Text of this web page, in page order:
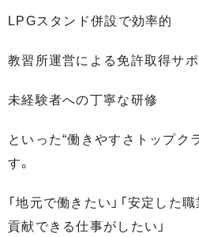
LPGスタンド併設で効率的
教習所運営による免許取得サポ
未経験者への丁寧な研修
といった“働きやすさトップク
す。
「地元で働きたい」「安定した
貢献できる仕事がしたい」